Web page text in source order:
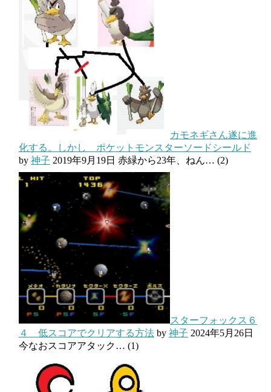
カモネギさん遂に進
化する。しかし ポケットモンスターソードシールド
by 神子 2019年9月19日 赤緑から23年、ねん… (2)
スターフォックス６
４ 低スコアでクリアする方法 by 神子 2024年5月26日
今なおスコアアタック… (1)